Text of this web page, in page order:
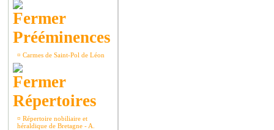
Prééminences
¤ Carmes de Saint-Pol de Léon
Répertoires
¤ Répertoire nobiliaire et
héraldique de Bretagne - A.